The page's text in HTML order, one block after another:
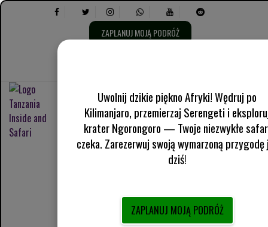
ZAPLANUJ MOJĄ PODRÓŻ
opcje:
3-dniowa przygoda wspinaczkowa Oldonyo Lengai:
Uwolnij dzikie piękno Afryki! Wędruj po
Kilimanjaro, przemierzaj Serengeti i
krater Ngorongoro — Twoje niezwykłe
czeka. Zarezerwuj swoją wymarzoną przygodę
dziś!
ZAPLANUJ MOJĄ PODRÓŻ